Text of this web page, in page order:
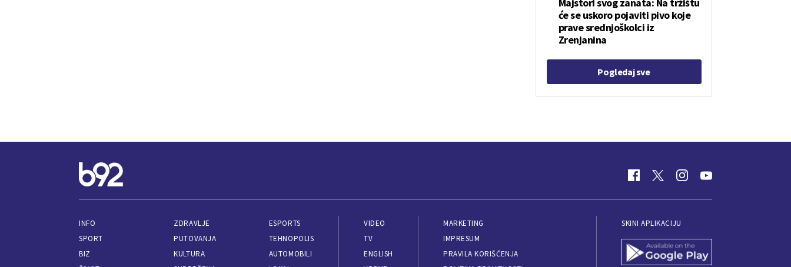
će se uskoro pojaviti pivo koje
prave srednjoškolci iz
Zrenjanina
Pogledaj sve
INFO
SPORT
BIZ
ZDRAVLJE
PUTOVANJA
KULTURA
ESPORTS
TEHNOPOLIS
AUTOMOBILI
VIDEO
TV
ENGLISH
MARKETING
IMPRESUM
PRAVILA KORIŠĆENJA
SKINI APLIKACIJU